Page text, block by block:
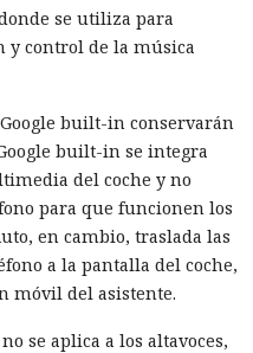
se utiliza para
y control de la música
built-in conservarán
built-in se integra
del coche y no
para que funcionen los
en cambio, traslada las
a la pantalla del coche,
móvil del asistente.
se aplica a los altavoces,